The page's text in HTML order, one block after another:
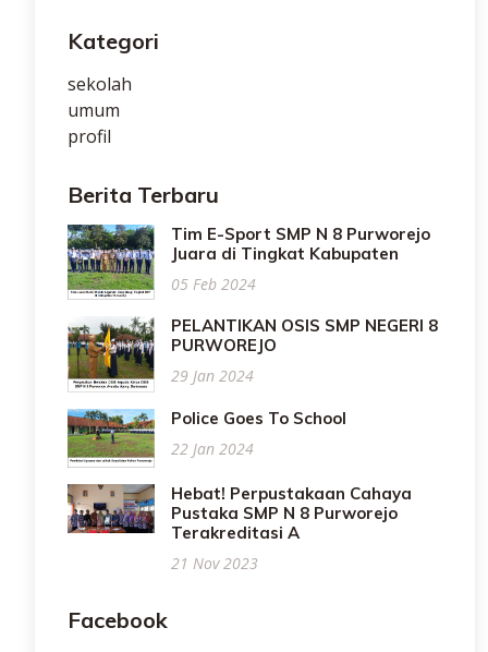
Kategori
sekolah
umum
profil
Berita Terbaru
Tim E-Sport SMP N 8 Purworejo
Juara di Tingkat Kabupaten
05 Feb 2024
PELANTIKAN OSIS SMP NEGERI 8
PURWOREJO
29 Jan 2024
Police Goes To School
22 Jan 2024
Hebat! Perpustakaan Cahaya
Pustaka SMP N 8 Purworejo
Terakreditasi A
21 Nov 2023
Facebook